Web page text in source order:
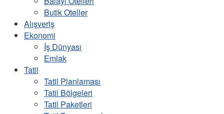
Butik Oteller
Alışveriş
Ekonomi
İş Dünyası
Emlak
Tatil
Tatil Planlaması
Tatil Bölgeleri
Tatil Paketleri